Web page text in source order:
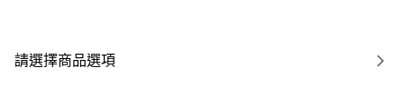
請選擇商品選項